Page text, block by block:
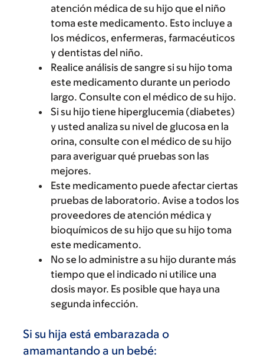
atención médica de su hijo que el niño
toma este medicamento. Esto incluye a
los médicos, enfermeras, farmacéuticos
y dentistas del niño.
Realice análisis de sangre si su hijo toma
este medicamento durante un periodo
largo. Consulte con el médico de su hijo.
Si su hijo tiene hiperglucemia (diabetes)
y usted analiza su nivel de glucosa en la
orina, consulte con el médico de su hijo
para averiguar qué pruebas son las
mejores.
Este medicamento puede afectar ciertas
pruebas de laboratorio. Avise a todos los
proveedores de atención médica y
bioquímicos de su hijo que su hijo toma
este medicamento.
No se lo administre a su hijo durante más
tiempo que el indicado ni utilice una
dosis mayor. Es posible que haya una
segunda infección.
Si su hija está embarazada o
amamantando a un bebé: